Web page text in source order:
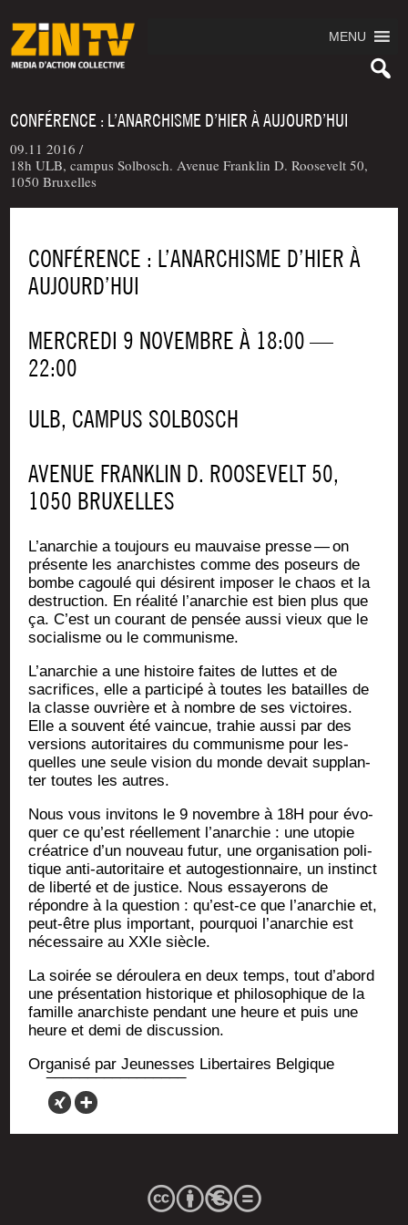
MENU
CONFÉRENCE : L’ANARCHISME D’HIER À AUJOURD’HUI
09.11 2016 /
18h ULB, campus Solbosch. Avenue Franklin D. Roosevelt 50,
1050 Bruxelles
CONFÉRENCE : L’ANARCHISME D’HIER À
AUJOURD’HUI
MERCREDI 9 NOVEMBRE À 18:00 —
22:00
ULB, CAM­PUS SOLBOSCH
AVE­NUE FRANK­LIN D. ROO­SE­VELT 50,
1050 BRUXELLES
L’a­nar­chie a tou­jours eu mau­vaise presse — on
pré­sente les anar­chistes comme des poseurs de
bombe cagou­lé qui dési­rent impo­ser le chaos et la
des­truc­tion. En réa­li­té l’a­nar­chie est bien plus que
ça. C’est un cou­rant de pen­sée aus­si vieux que le
socia­lisme ou le communisme.
L’a­nar­chie a une his­toire faites de luttes et de
sacri­fices, elle a par­ti­ci­pé à toutes les batailles de
la classe ouvrière et à nombre de ses vic­toires.
Elle a sou­vent été vain­cue, tra­hie aus­si par des
ver­sions auto­ri­taires du com­mu­nisme pour les­
quelles une seule vision du monde devait sup­plan­
ter toutes les autres.
Nous vous invi­tons le 9 novembre à 18H pour évo­
quer ce qu’est réel­le­ment l’a­nar­chie : une uto­pie
créa­trice d’un nou­veau futur, une orga­ni­sa­tion poli­
tique anti-auto­ri­taire et auto­ges­tion­naire, un ins­tinct
de liber­té et de jus­tice. Nous essaye­rons de
répondre à la ques­tion : qu’est-ce que l’a­nar­chie et,
peut-être plus impor­tant, pour­quoi l’a­nar­chie est
néces­saire au XXIe siècle.
La soi­rée se dérou­le­ra en deux temps, tout d’a­bord
une pré­sen­ta­tion his­to­rique et phi­lo­so­phique de la
famille anar­chiste pen­dant une heure et puis une
heure et demi de discussion.
Orga­ni­sé par Jeu­nesses Liber­taires Belgique